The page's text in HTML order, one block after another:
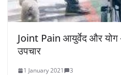
Joint Pain आयुर्वेद और योग
उपचार
1 January 2021 3